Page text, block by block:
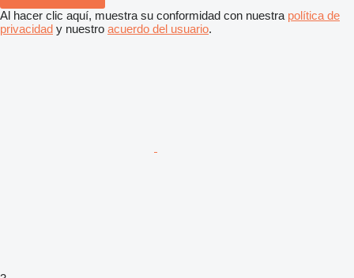
Al hacer clic aquí, muestra su conformidad con nuestra política de
privacidad y nuestro acuerdo del usuario.